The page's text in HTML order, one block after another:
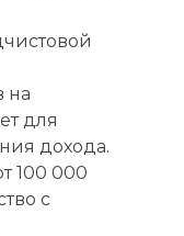
на
для
дохода.
100 000
с